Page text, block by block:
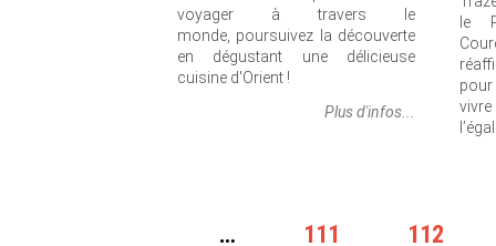
voyager à travers le
monde, poursuivez la découverte
en dégustant une délicieuse
cuisine d'Orient !
Plus d'infos...
le
… 111 112